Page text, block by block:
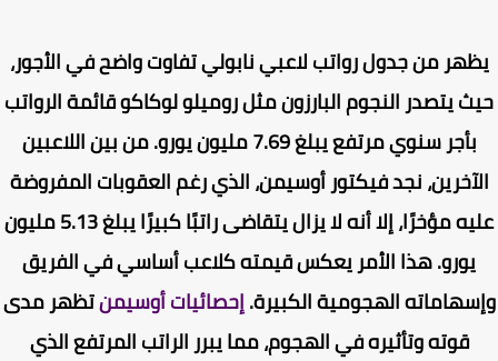
من جدول رواتب لاعبي نابولي تفاوت واضح في الأجور،
يتصدر النجوم البارزون مثل روميلو لوكاكو قائمة الرواتب
بأجر سنوي مرتفع يبلغ 7.69 مليون يورو. من بين اللاعبين
نجد فيكتور أوسيمن، الذي رغم العقوبات المفروضة
عليه مؤخرًا، إلا أنه لا يزال يتقاضى راتبًا كبيرًا يبلغ 5.13 مليون
يورو. هذا الأمر يعكس قيمته كلاعب أساسي في الفريق
الهجومية الكبيرة.إحصائيات أوسيمنتظهر مدى
قوته وتأثيره في الهجوم، مما يبرر الراتب المرتفع الذي